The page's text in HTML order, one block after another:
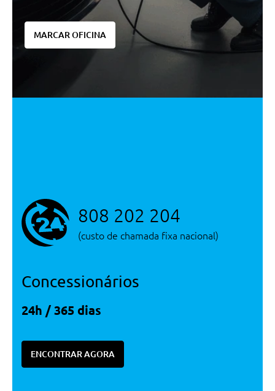
Kit De Reparaçao De Pneus Plus
Airbag Do Condutor
Sistema I-Size Para Cadeira
Serviço/Garantias
Bmw Service Inclusive - 4
Anos/80.000km
MARCAR OFICINA
808 202 204
(custo de chamada fixa nacional)
Concessionários
24h / 365 dias
ENCONTRAR AGORA